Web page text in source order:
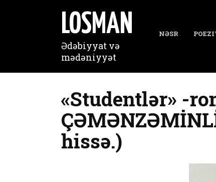
LOSMAN
Ədəbiyyat və
mədəniyyət
NƏSR
«Studentlər» -
hissə.)